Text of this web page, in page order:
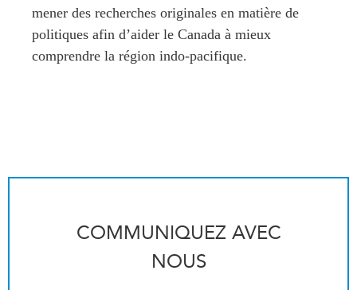
mener des recherches originales en matière de
politiques afin d’aider le Canada à mieux
comprendre la région indo-pacifique.
COMMUNIQUEZ AVEC
NOUS